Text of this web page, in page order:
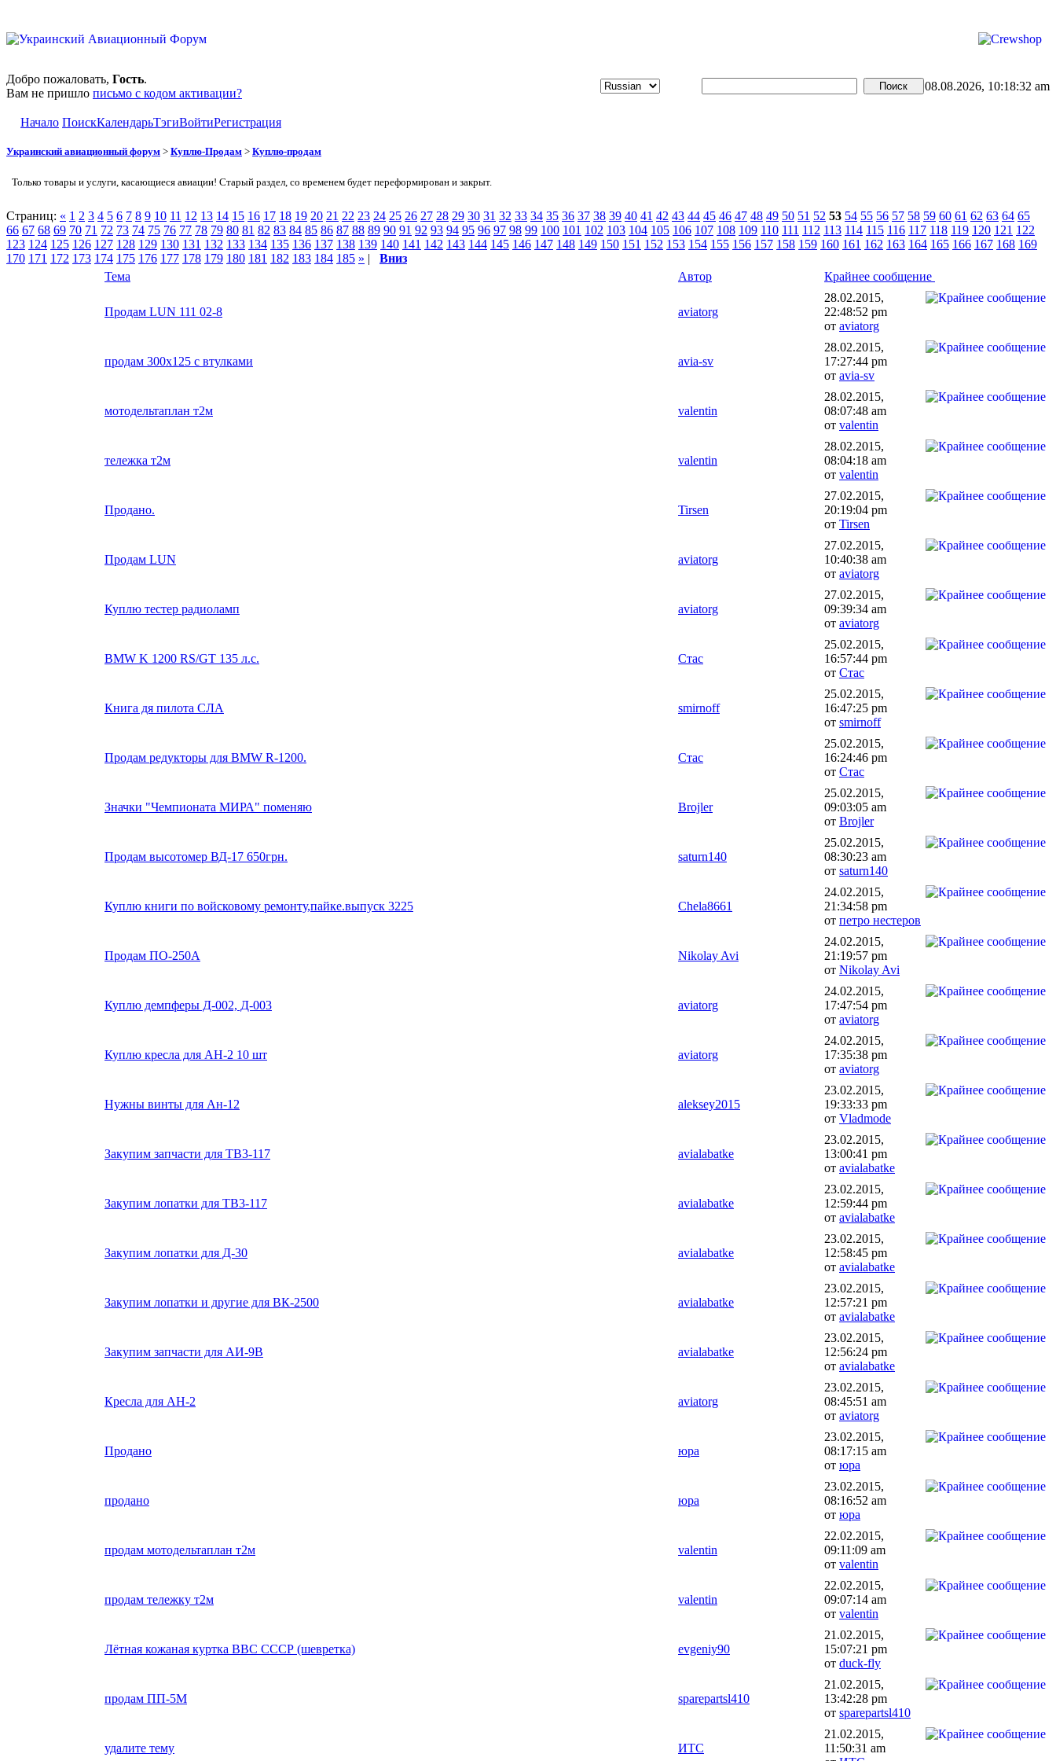
Добро пожаловать, Гость.
Вам не пришло письмо с кодом активации?
08.08.2026, 10:18:32 am
Начало ПоискКалендарьТэгиВойтиРегистрация
Украинский авиационный форум > Куплю-Продам > Куплю-продам
Только товары и услуги, касающиеся авиации! Старый раздел, со временем будет переформирован и закрыт.
Страниц: « 1 2 3 4 5 6 7 8 9 10 11 12 13 14 15 16 17 18 19 20 21 22 23 24 25 26 27 28 29 30 31 32 33 34 35 36 37 38 39 40 41 42 43 44 45 46 47 48 49 50 51 52 53 54 55 56 57 58 59 60 61 62 63 64 65
66 67 68 69 70 71 72 73 74 75 76 77 78 79 80 81 82 83 84 85 86 87 88 89 90 91 92 93 94 95 96 97 98 99 100 101 102 103 104 105 106 107 108 109 110 111 112 113 114 115 116 117 118 119 120 121 122
123 124 125 126 127 128 129 130 131 132 133 134 135 136 137 138 139 140 141 142 143 144 145 146 147 148 149 150 151 152 153 154 155 156 157 158 159 160 161 162 163 164 165 166 167 168 169
170 171 172 173 174 175 176 177 178 179 180 181 182 183 184 185 » | Вниз
Тема
Автор Крайнее сообщение
Продам LUN 111 02-8 aviatorg
28.02.2015,
22:48:52 pm
от aviatorg
продам 300х125 с втулками avia-sv
28.02.2015,
17:27:44 pm
от avia-sv
мотодельтаплан т2м valentin
28.02.2015,
08:07:48 am
от valentin
тележка т2м valentin
28.02.2015,
08:04:18 am
от valentin
Продано. Tirsen
27.02.2015,
20:19:04 pm
от Tirsen
Продам LUN aviatorg
27.02.2015,
10:40:38 am
от aviatorg
Куплю тестер радиоламп aviatorg
27.02.2015,
09:39:34 am
от aviatorg
BMW K 1200 RS/GT 135 л.с. Стас
25.02.2015,
16:57:44 pm
от Стас
Книга дя пилота СЛА smirnoff
25.02.2015,
16:47:25 pm
от smirnoff
Продам редукторы для BMW R-1200. Стас
25.02.2015,
16:24:46 pm
от Стас
Значки "Чемпионата МИРА" поменяю Brojler
25.02.2015,
09:03:05 am
от Brojler
Продам высотомер ВД-17 650грн. saturn140
25.02.2015,
08:30:23 am
от saturn140
Куплю книги по войсковому ремонту,пайке.выпуск 3225 Chela8661
24.02.2015,
21:34:58 pm
от петро нестеров
Продам ПО-250А Nikolay Avi
24.02.2015,
21:19:57 pm
от Nikolay Avi
Куплю демпферы Д-002, Д-003 aviatorg
24.02.2015,
17:47:54 pm
от aviatorg
Куплю кресла для АН-2 10 шт aviatorg
24.02.2015,
17:35:38 pm
от aviatorg
Нужны винты для Ан-12 aleksey2015
23.02.2015,
19:33:33 pm
от Vladmode
Закупим запчасти для ТВ3-117 avialabatke
23.02.2015,
13:00:41 pm
от avialabatke
Закупим лопатки для ТВ3-117 avialabatke
23.02.2015,
12:59:44 pm
от avialabatke
Закупим лопатки для Д-30 avialabatke
23.02.2015,
12:58:45 pm
от avialabatke
Закупим лопатки и другие для ВК-2500 avialabatke
23.02.2015,
12:57:21 pm
от avialabatke
Закупим запчасти для АИ-9В avialabatke
23.02.2015,
12:56:24 pm
от avialabatke
Кресла для АН-2 aviatorg
23.02.2015,
08:45:51 am
от aviatorg
Продано юра
23.02.2015,
08:17:15 am
от юра
продано юра
23.02.2015,
08:16:52 am
от юра
продам мотодельтаплан т2м valentin
22.02.2015,
09:11:09 am
от valentin
продам тележку т2м valentin
22.02.2015,
09:07:14 am
от valentin
Лётная кожаная куртка ВВС СССР (шевретка) evgeniy90
21.02.2015,
15:07:21 pm
от duck-fly
продам ПП-5М sparepartsl410
21.02.2015,
13:42:28 pm
от sparepartsl410
удалите тему ИТС
21.02.2015,
11:50:31 am